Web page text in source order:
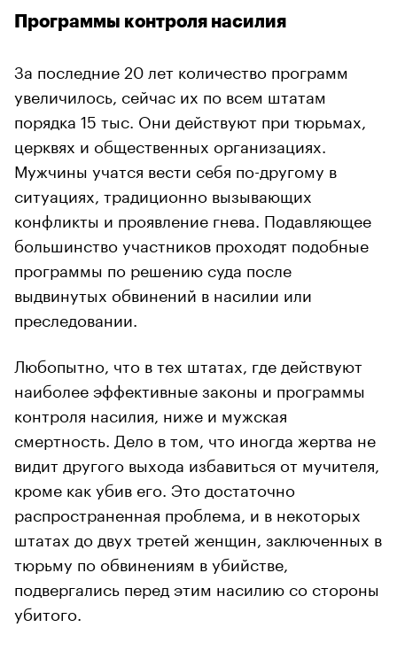
Программы контроля насилия
За последние 20 лет количество программ
увеличилось, сейчас их по всем штатам
порядка 15 тыс. Они действуют при тюрьмах,
церквях и общественных организациях.
Мужчины учатся вести себя по-другому в
ситуациях, традиционно вызывающих
конфликты и проявление гнева. Подавляющее
большинство участников проходят подобные
программы по решению суда после
выдвинутых обвинений в насилии или
преследовании.
Любопытно, что в тех штатах, где действуют
наиболее эффективные законы и программы
контроля насилия, ниже и мужская
смертность. Дело в том, что иногда жертва не
видит другого выхода избавиться от мучителя,
кроме как убив его. Это достаточно
распространенная проблема, и в некоторых
штатах до двух третей женщин, заключенных в
тюрьму по обвинениям в убийстве,
подвергались перед этим насилию со стороны
убитого.